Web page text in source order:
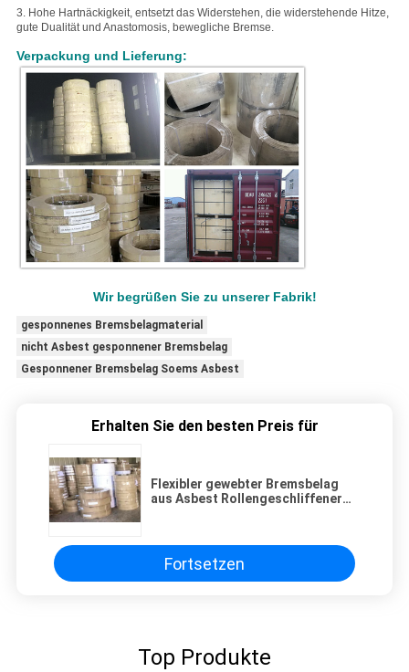
3. Hohe Hartnäckigkeit, entsetzt das Widerstehen, die widerstehende Hitze,
gute Dualität und Anastomosis, bewegliche Bremse.
Verpackung und Lieferung:
Wir begrüßen Sie zu unserer Fabrik!
gesponnenes Bremsbelagmaterial
nicht Asbest gesponnener Bremsbelag
Gesponnener Bremsbelag Soems Asbest
Erhalten Sie den besten Preis für
Flexibler gewebter Bremsbelag
aus Asbest Rollengeschliffener
Fortsetzen
Top Produkte